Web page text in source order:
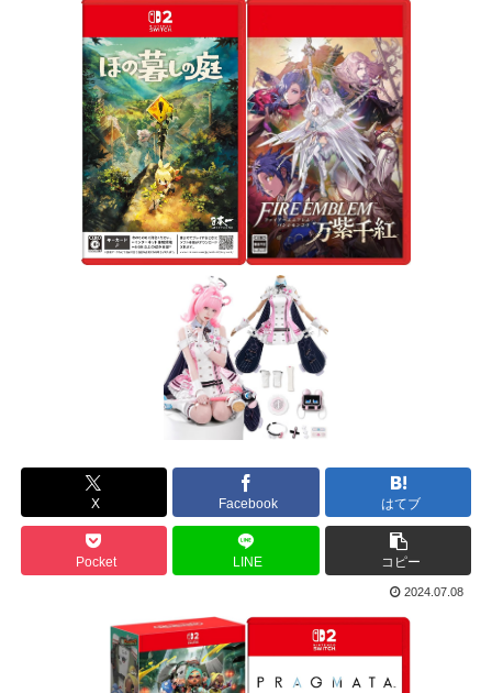
X Facebook はてブ
Pocket LINE コピー
2024.07.08